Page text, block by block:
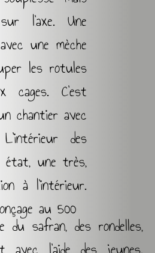
l’axe. Une
une mèche
les rotules
cages. C’est
chantier avec
des
état, une très,
à l’intérieur.
au 500
du safran, des rondelles,